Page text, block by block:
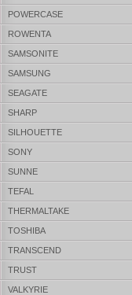
POWERCASE
ROWENTA
SAMSONITE
SAMSUNG
SEAGATE
SHARP
SILHOUETTE
SONY
SUNNE
TEFAL
THERMALTAKE
TOSHIBA
TRANSCEND
TRUST
VALKYRIE